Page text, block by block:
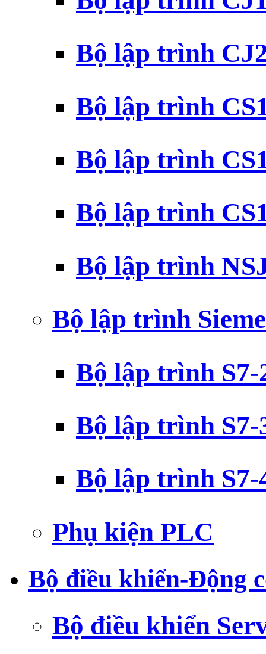
Bộ lập trình
Bộ lập trình
Bộ lập trình
Bộ lập trình
Bộ lập trình
Bộ lập trình
Bộ lập trình S7-
Bộ lập trình S7-
Bộ lập trình S7-
Phụ kiện PLC
Bộ điều khiển-Động
Bộ điều khiển